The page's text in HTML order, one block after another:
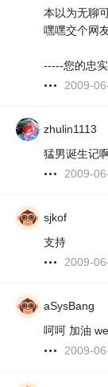
本以为无聊
嘿嘿交个网
-----您的忠
2009-
zhulin1113
猛男诞生记
2009-
sjkof
支持
2009-
aSysBang
呵呵 加油
2009-